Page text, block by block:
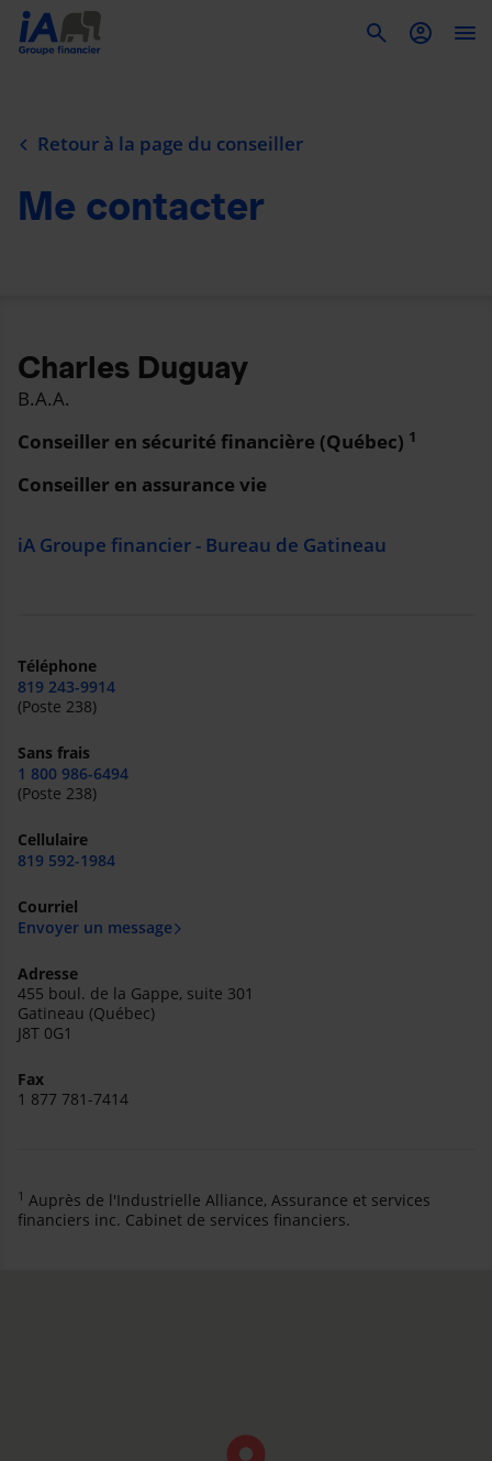
Retour à la page du conseiller
Me contacter
Charles Duguay
B.A.A.
Conseiller en sécurité financière (Québec) 1
Conseiller en assurance vie
iA Groupe financier - Bureau de Gatineau
Téléphone
819 243-9914
(Poste 238)
Sans frais
1 800 986-6494
(Poste 238)
Cellulaire
819 592-1984
Courriel
Envoyer un message
Adresse
455 boul. de la Gappe, suite 301
Gatineau (Québec)
J8T 0G1
Fax
1 877 781-7414
1 Auprès de l'Industrielle Alliance, Assurance et services
financiers inc. Cabinet de services financiers.